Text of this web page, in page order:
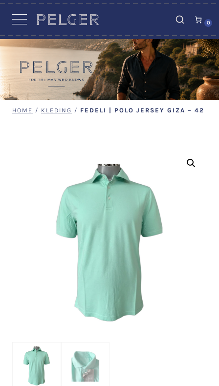
0
HOME / KLEDING / FEDELI | POLO JERSEY GIZA – 42